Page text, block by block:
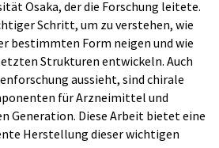
Osaka, der die Forschung leitete.
Schritt, um zu verstehen, wie
bestimmten Form neigen und wie
Strukturen entwickeln. Auch
aussieht, sind chirale
für Arzneimittel und
Generation. Diese Arbeit bietet eine
Herstellung dieser wichtigen